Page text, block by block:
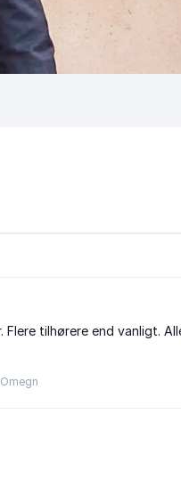
tilhørere end vanligt.